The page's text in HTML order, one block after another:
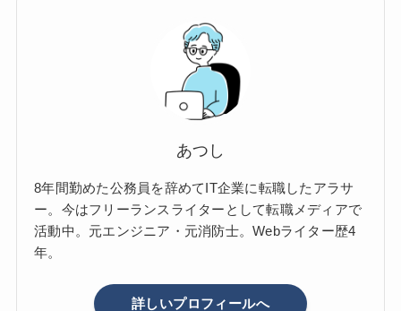
あつし
8年間勤めた公務員を辞めてIT企業に転職したアラサ
ー。今はフリーランスライターとして転職メディアで
活動中。元エンジニア・元消防士。Webライター歴4
年。
詳しいプロフィールへ